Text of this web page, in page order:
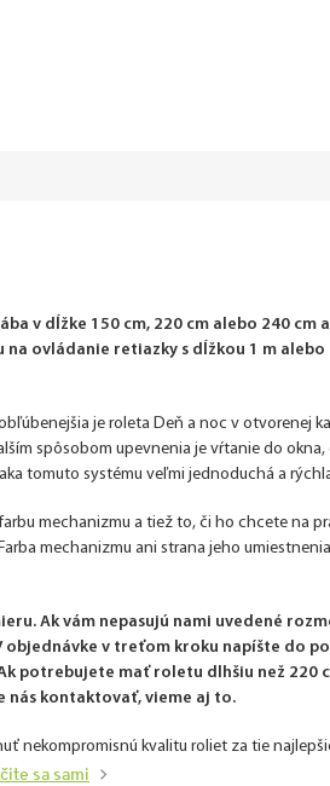
v dĺžke 150 cm, 220 cm alebo 240 cm
ovládanie retiazky s dĺžkou 1 m alebo
je roleta Deň a noc v otvorenej
spôsobom upevnenia je vŕtanie do
tomuto systému veľmi jednoduchá a
mechanizmu a tiež to, či ho chcete na
mechanizmu ani strana jeho
Ak vám nepasujú nami uvedené
objednávke v treťom kroku napíšte do
potrebujete mať roletu dlhšiu než 220
nás kontaktovať, vieme aj to.
nekompromisnú kvalitu roliet za tie
sa sami